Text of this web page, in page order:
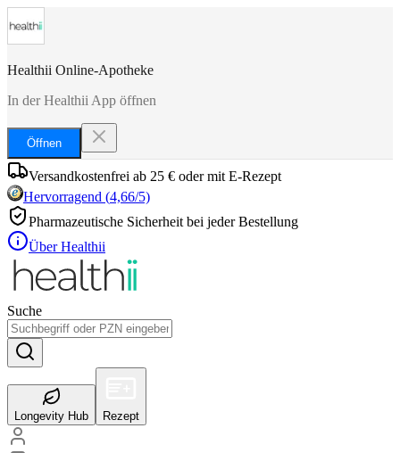
Healthii Online-Apotheke
In der Healthii App öffnen
Öffnen
Versandkostenfrei ab 25 € oder mit E-Rezept
Hervorragend (4,66/5)
Pharmazeutische Sicherheit bei jeder Bestellung
Über Healthii
Suche
Longevity Hub Rezept